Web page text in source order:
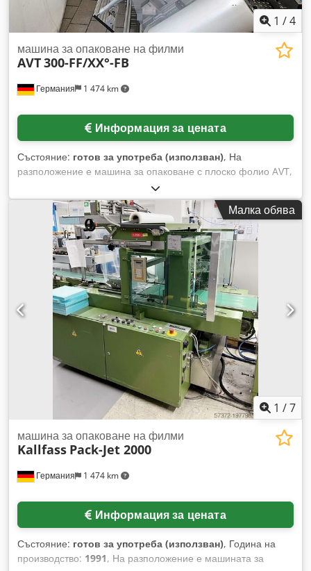
1 /4
Германия 1 474 km
машина за опаковане на филми
AVT300-FF/XX°-FB
Информация за цената
Състояние: готов за употреба (използван), На
разположение е машина за опаковане с плоско фолио AVT,
включително лентов транспортьор под ъгъл. Вид фолио:
PE/PP, диапазон на ширината на фолиото: 120 мм - 600
мм, диапазон на дебелината на фолиото: 40 µm - 200 µm,
размери на машината X/Y: прибл. 1400 мм / 1400 мм,
тегло: прибл. 250 кг, управление: Siemens. Налична е
документация. Възможен е оглед на място. Crjdexf Iihopfx
Малка обява
1 /7
Германия 1 474 km
машина за опаковане на филми
Kallfass Pack-Jet 2000
Информация за цената
Състояние: готов за употреба (използван), Година на
производство: 1991, На разположение е машината за